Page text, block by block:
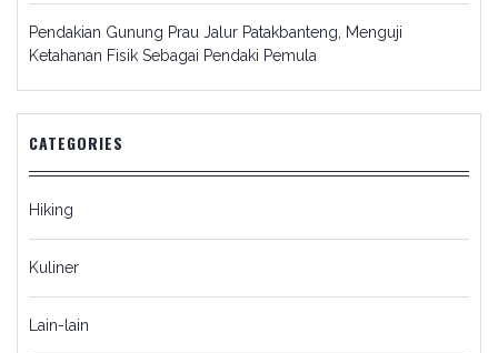
Pendakian Gunung Prau Jalur Patakbanteng, Menguji
Ketahanan Fisik Sebagai Pendaki Pemula
CATEGORIES
Hiking
Kuliner
Lain-lain